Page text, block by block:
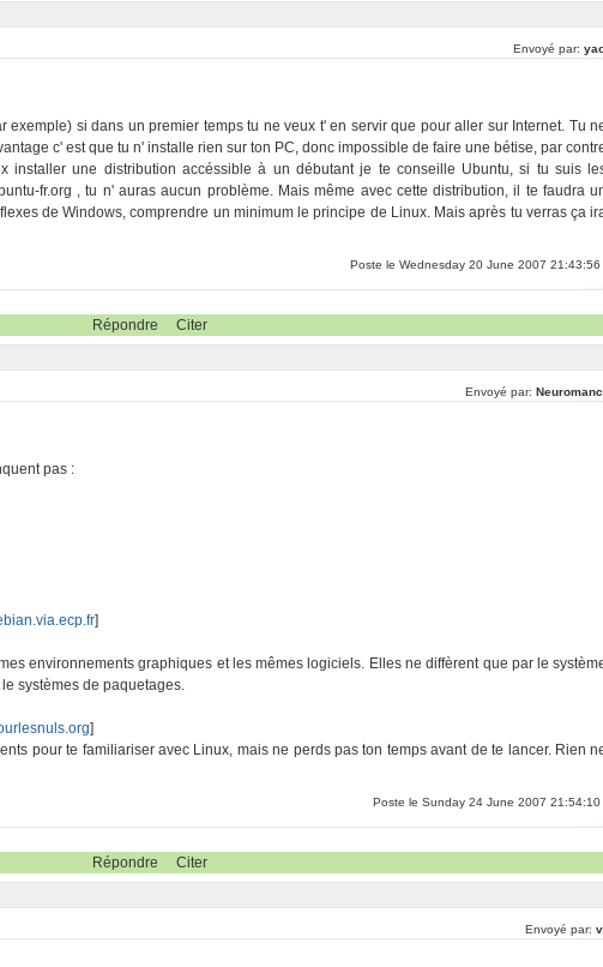
Envoyé par:
exemple) si dans un premier temps tu ne veux t' en servir que pour aller sur Internet. Tu
c' est que tu n' installe rien sur ton PC, donc impossible de faire une bétise, par
installer une distribution accéssible à un débutant je te conseille Ubuntu, si tu suis
fr.org , tu n' auras aucun problème. Mais même avec cette distribution, il te faudra
de Windows, comprendre un minimum le principe de Linux. Mais après tu verras ça
Poste le Wednesday 20 June 2007 21:43:56
Répondre Citer
Envoyé par:
pas :
]
environnements graphiques et les mêmes logiciels. Elles ne diffèrent que par le
systèmes de paquetages.
]
pour te familiariser avec Linux, mais ne perds pas ton temps avant de te lancer. Rien
Poste le Sunday 24 June 2007 21:54:10
Répondre Citer
Envoyé par: